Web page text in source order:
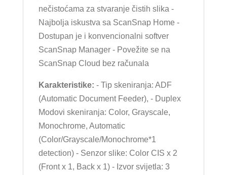
nečistoćama za stvaranje čistih slika -
Najbolja iskustva sa ScanSnap Home -
Dostupan je i konvencionalni softver
ScanSnap Manager - Povežite se na
ScanSnap Cloud bez računala
Karakteristike: - Tip skeniranja: ADF
(Automatic Document Feeder), - Duplex
Modovi skeniranja: Color, Grayscale,
Monochrome, Automatic
(Color/Grayscale/Monochrome*1
detection) - Senzor slike: Color CIS x 2
(Front x 1, Back x 1) - Izvor svijetla: 3